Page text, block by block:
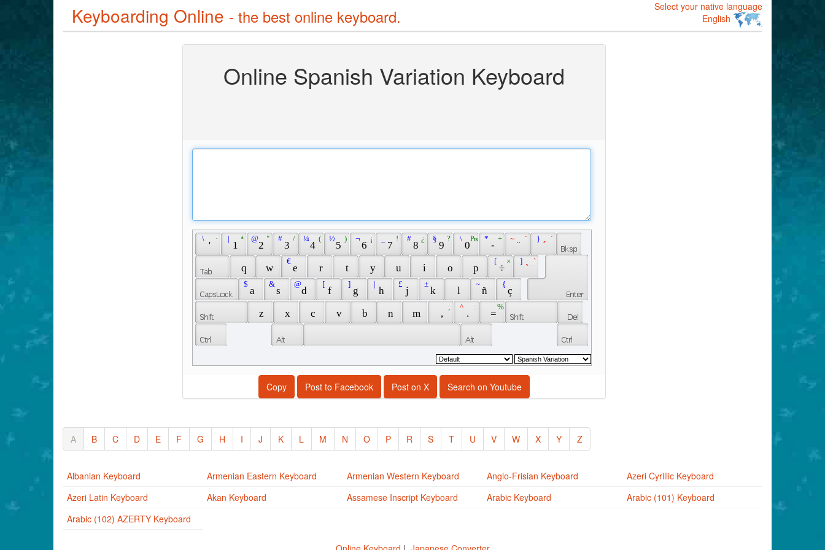
Keyboarding Online - the best online keyboard.
Select your native language
English
Online Spanish Variation Keyboard
'
·
\
1
ª
|
2
"
@
3
/
#
4
(
¼
5
)
½
6
¡
¬
7
!
8
¿
#
9
?
§
0
₧
\
-
+
*
¨
¨
~
´
´
}
q w e
€
r t y u i o p ÷
×
[
`
`
]
a
$
s
&
d
@
f
[
g
]
h
|
j
£
k
±
l ñ
~
ç
{
z x c v b n m ,
;
.
:
^
=
%
Copy Post to Facebook Post on X Search on Youtube
A B C D E F G H I J K L M N O P R S T U V W X Y Z
Albanian Keyboard Armenian Eastern Keyboard Armenian Western Keyboard Anglo-Frisian Keyboard
Azeri Cyrillic Keyboard
Azeri Latin Keyboard
Akan Keyboard Assamese Inscript Keyboard Arabic Keyboard
Arabic (101) Keyboard
Arabic (102) AZERTY Keyboard